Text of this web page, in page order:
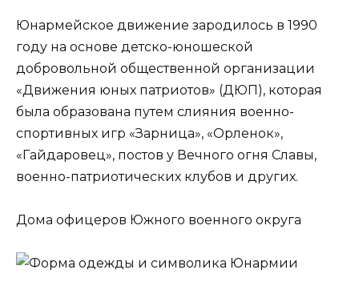
Юнармейское движение зародилось в 1990
году на основе детско-юношеской
добровольной общественной организации
«Движения юных патриотов» (ДЮП), которая
была образована путем слияния военно-
спортивных игр «Зарница», «Орленок»,
«Гайдаровец», постов у Вечного огня Славы,
военно-патриотических клубов и других.
Дома офицеров Южного военного округа